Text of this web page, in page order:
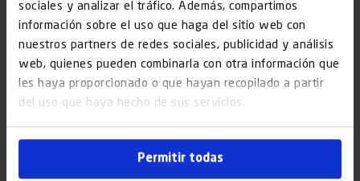
sociales y analizar el tráfico. Además, compartimos
información sobre el uso que haga del sitio web con
nuestros partners de redes sociales, publicidad y análisis
web, quienes pueden combinarla con otra información que
les haya proporcionado o que hayan recopilado a partir
del uso que haya hecho de sus servicios.
Permitir todas